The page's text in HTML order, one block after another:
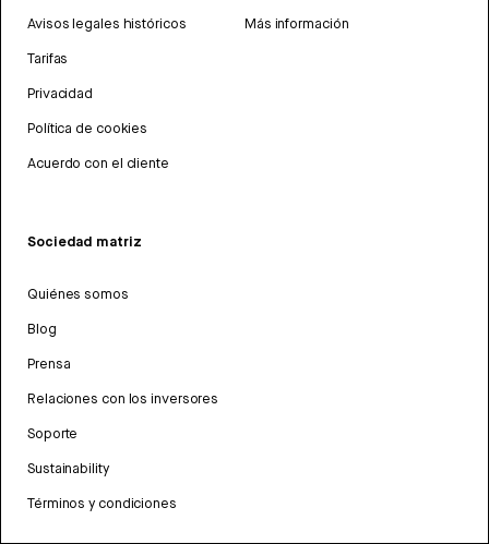
Avisos legales históricos
Tarifas
Privacidad
Política de cookies
Acuerdo con el cliente
Más información
Sociedad matriz
Quiénes somos
Blog
Prensa
Relaciones con los inversores
Soporte
Sustainability
Términos y condiciones